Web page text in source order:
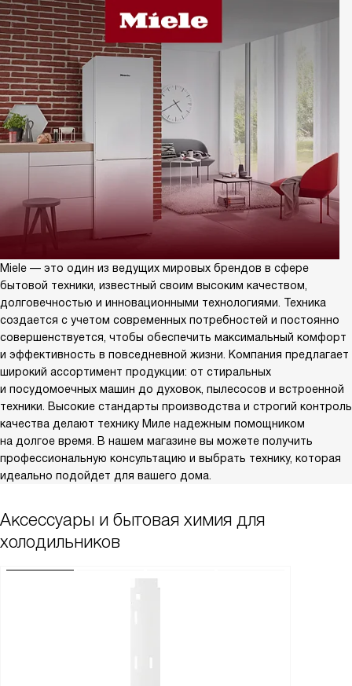
Miele — это один из ведущих мировых брендов в сфере
бытовой техники, известный своим высоким качеством,
долговечностью и инновационными технологиями. Техника
создается с учетом современных потребностей и постоянно
совершенствуется, чтобы обеспечить максимальный комфорт
и эффективность в повседневной жизни. Компания предлагает
широкий ассортимент продукции: от стиральных
и посудомоечных машин до духовок, пылесосов и встроенной
техники. Высокие стандарты производства и строгий контроль
качества делают технику Миле надежным помощником
на долгое время. В нашем магазине вы можете получить
профессиональную консультацию и выбрать технику, которая
идеально подойдет для вашего дома.
Аксессуары и бытовая химия для
холодильников